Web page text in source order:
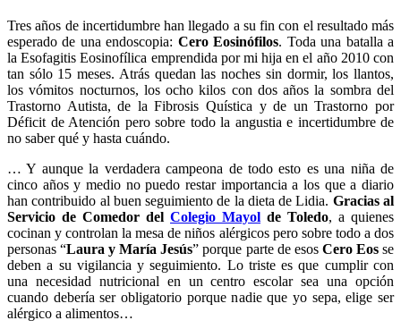
Tres años de incertidumbre han llegado a su fin con el resultado más
esperado de una endoscopia: Cero Eosinófilos. Toda una batalla a
la Esofagitis Eosinofílica emprendida por mi hija en el año 2010 con
tan sólo 15 meses. Atrás quedan las noches sin dormir, los llantos,
los vómitos nocturnos, los ocho kilos con dos años la sombra del
Trastorno Autista, de la Fibrosis Quística y de un Trastorno por
Déficit de Atención pero sobre todo la angustia e incertidumbre de
no saber qué y hasta cuándo.
… Y aunque la verdadera campeona de todo esto es una niña de
cinco años y medio no puedo restar importancia a los que a diario
han contribuido al buen seguimiento de la dieta de Lidia. Gracias al
Servicio de Comedor del Colegio Mayol de Toledo, a quienes
cocinan y controlan la mesa de niños alérgicos pero sobre todo a dos
personas “Laura y María Jesús” porque parte de esos Cero Eosse
deben a su vigilancia y seguimiento. Lo triste es que cumplir con
una necesidad nutricional en un centro escolar sea una opción
cuando debería ser obligatorio porque nadie que yo sepa, elige ser
alérgico a alimentos…